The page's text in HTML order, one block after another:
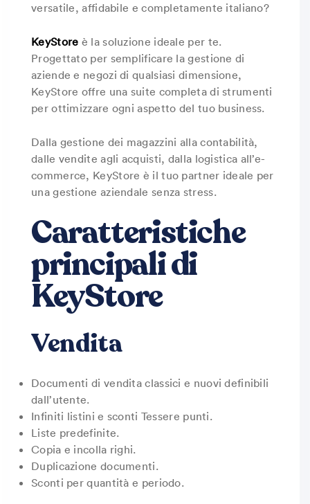
versatile, affidabile e completamente italiano?
KeyStore è la soluzione ideale per te.
Progettato per semplificare la gestione di
aziende e negozi di qualsiasi dimensione,
KeyStore offre una suite completa di strumenti
per ottimizzare ogni aspetto del tuo business.
Dalla gestione dei magazzini alla contabilità,
dalle vendite agli acquisti, dalla logistica all’e-
commerce, KeyStore è il tuo partner ideale per
una gestione aziendale senza stress.
Caratteristiche
principali di
KeyStore
Vendita
Documenti di vendita classici e nuovi definibili
dall’utente.
Infiniti listini e sconti Tessere punti.
Liste predefinite.
Copia e incolla righi.
Duplicazione documenti.
Sconti per quantità e periodo.